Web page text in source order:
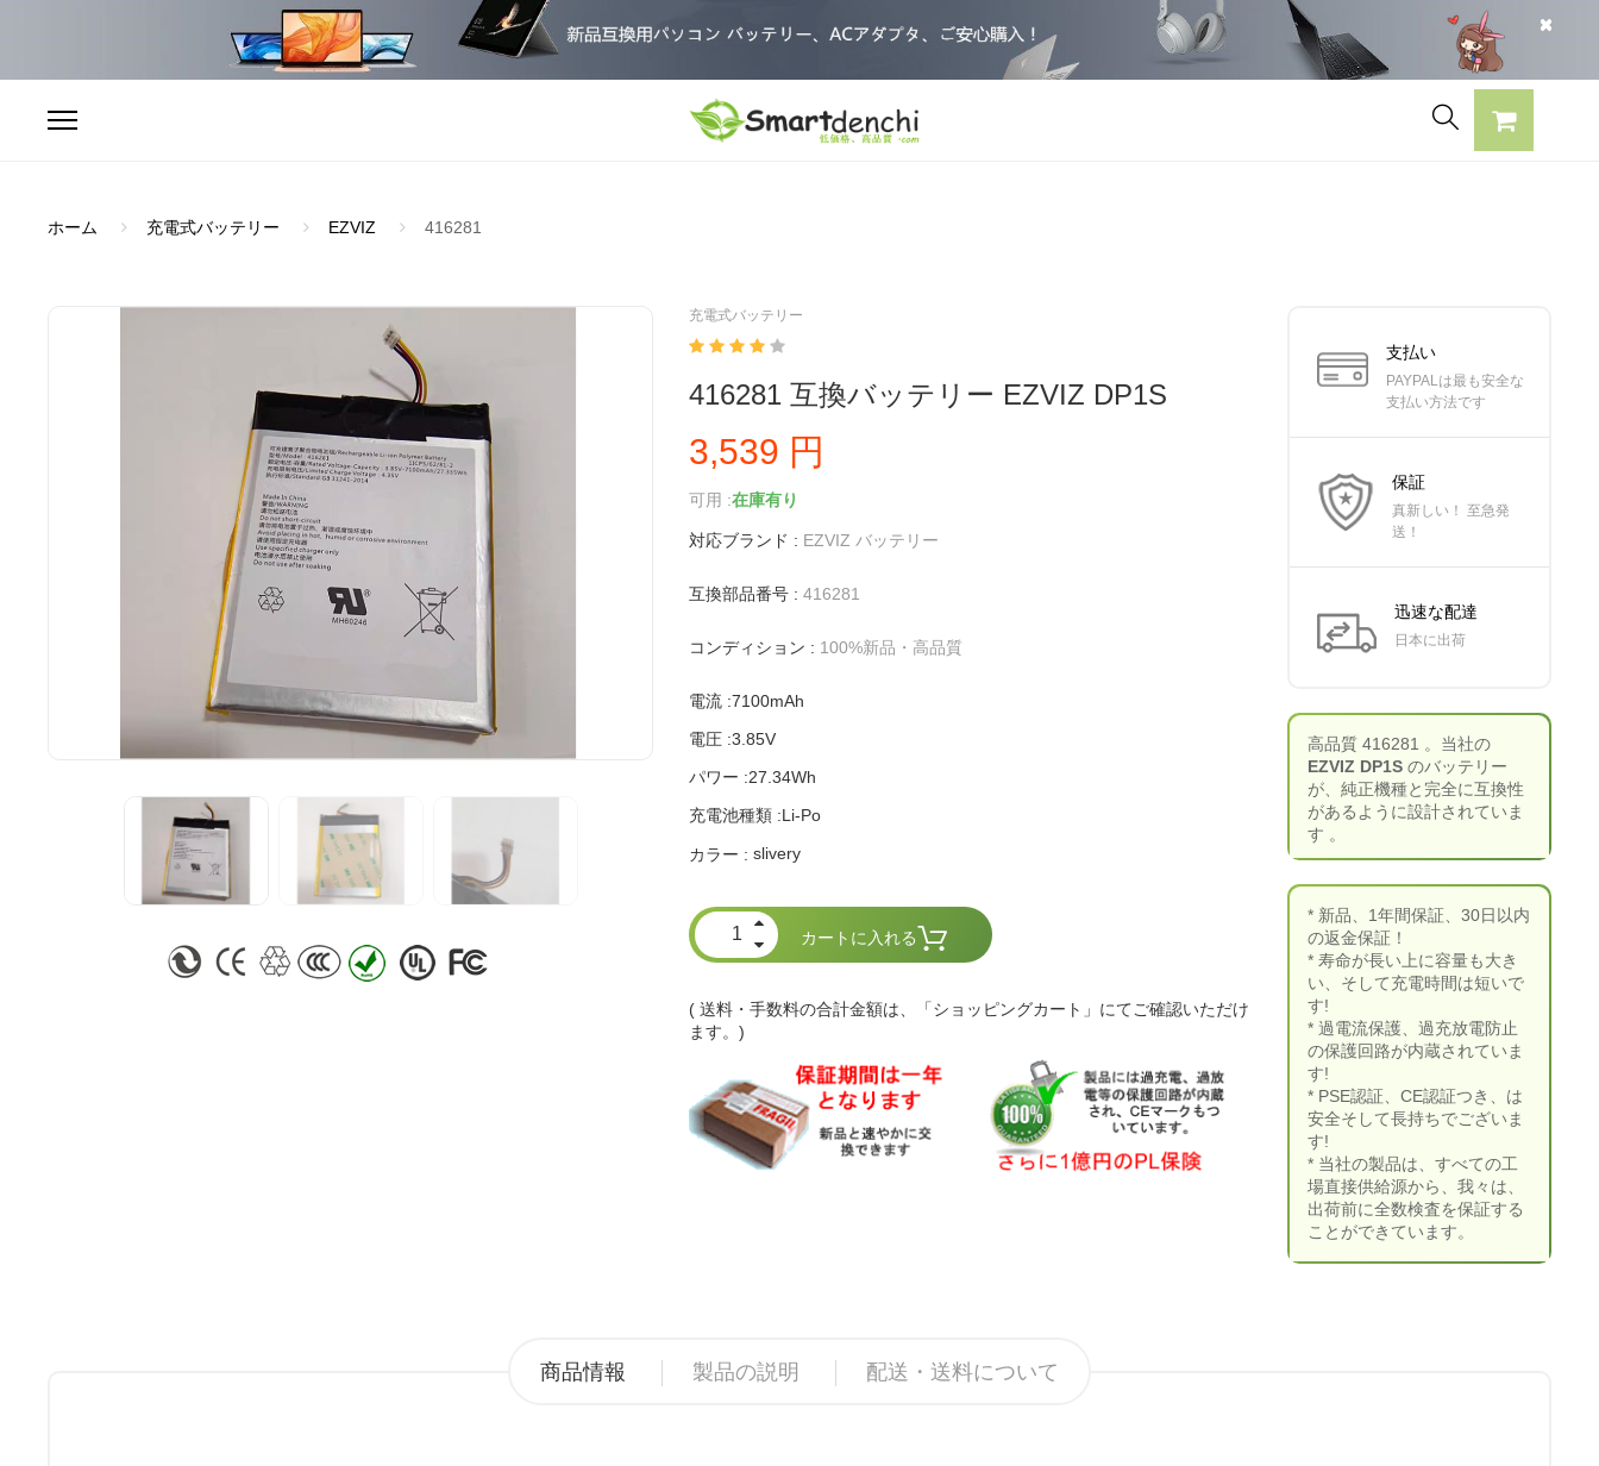
ホーム 充電式バッテリー EZVIZ 416281
充電式バッテリー
416281 互換バッテリー EZVIZ DP1S
3,539 円
可用 :在庫有り
対応ブランド : EZVIZ バッテリー
互換部品番号 : 416281
コンディション : 100%新品・高品質
電流 :7100mAh
電圧 :3.85V
パワー :27.34Wh
充電池種類 :Li-Po
カラー : slivery
カートに入れる
( 送料・手数料の合計金額は、「ショッピングカート」にてご確認いただけ
ます。)
支払い
PAYPALは最も安全な
支払い方法です
保証
真新しい！ 至急発
送！
迅速な配達
日本に出荷
高品質 416281 。当社の
EZVIZ DP1S のバッテリー
が、純正機種と完全に互換性
があるように設計されていま
す 。
* 新品、1年間保証、30日以内
の返金保証！
* 寿命が長い上に容量も大き
い、そして充電時間は短いで
す!
* 過電流保護、過充放電防止
の保護回路が内蔵されていま
す!
* PSE認証、CE認証つき、は
安全そして長持ちでございま
す!
* 当社の製品は、すべての工
場直接供給源から、我々は、
出荷前に全数検査を保証する
ことができています。
商品情報 製品の説明 配送・送料について